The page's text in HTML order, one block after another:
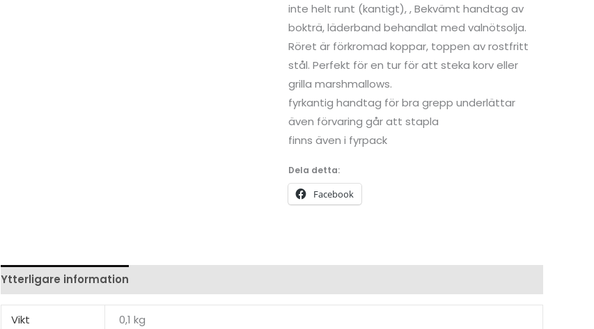
inte helt runt (kantigt), , Bekvämt handtag av
bokträ, läderband behandlat med valnötsolja.
Röret är förkromad koppar, toppen av rostfritt
stål. Perfekt för en tur för att steka korv eller
grilla marshmallows.
fyrkantig handtag för bra grepp underlättar
även förvaring går att stapla
finns även i fyrpack
Dela detta:
Facebook
Ytterligare information
Vikt 0,1 kg